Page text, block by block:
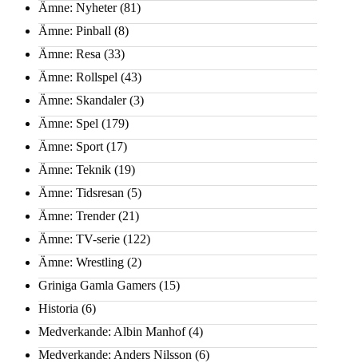
Ämne: Nyheter(81)
Ämne: Pinball (8)
Ämne: Resa (33)
Ämne: Rollspel (43)
Ämne: Skandaler(3)
Ämne: Spel (179)
Ämne: Sport (17)
Ämne: Teknik (19)
Ämne: Tidsresan (5)
Ämne: Trender(21)
Ämne: TV-serie (122)
Ämne: Wrestling (2)
Griniga Gamla Gamers (15)
Historia (6)
Medverkande: Albin Manhof(4)
Medverkande: Anders Nilsson (6)